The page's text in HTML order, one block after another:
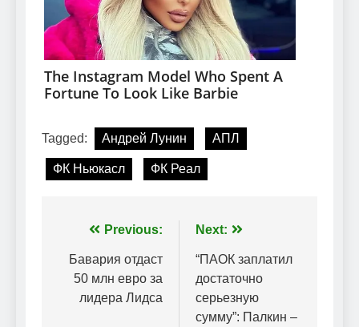
Tagged: Андрей Лунин АПЛ
ФК Ньюкасл ФК Реал
Навігація
записів
Previous:
Бавария отдаст
50 млн евро за
лидера Лидса
Next:
“ПАОК заплатил
достаточно
серьезную
сумму”: Палкин –